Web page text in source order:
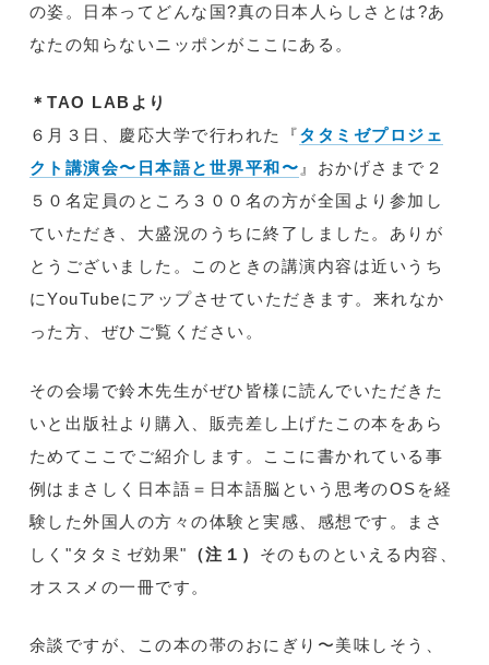
の姿。日本ってどんな国?真の日本人らしさとは?あ
なたの知らないニッポンがここにある。
＊TAO LABより
６月３日、慶応大学で行われた『タタミゼプロジェ
クト講演会〜日本語と世界平和〜 』おかげさまで２
５０名定員のところ３００名の方が全国より参加し
ていただき、大盛況のうちに終了しました。ありが
とうございました。このときの講演内容は近いうち
にYouTubeにアップさせていただきます。来れなか
った方、ぜひご覧ください。
その会場で鈴木先生がぜひ皆様に読んでいただきた
いと出版社より購入、販売差し上げたこの本をあら
ためてここでご紹介します。ここに書かれている事
例はまさしく日本語＝日本語脳という思考のOSを経
験した外国人の方々の体験と実感、感想です。まさ
しく"タタミゼ効果"
（注１） そのものといえる内容、
オススメの一冊です。
余談ですが、この本の帯のおにぎり〜美味しそう、